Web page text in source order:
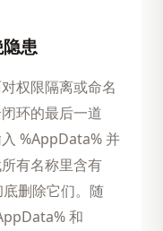
患
权限隔离或命名
环的最后一道
%AppData% 并
有名称里含有
删除它们。随
和